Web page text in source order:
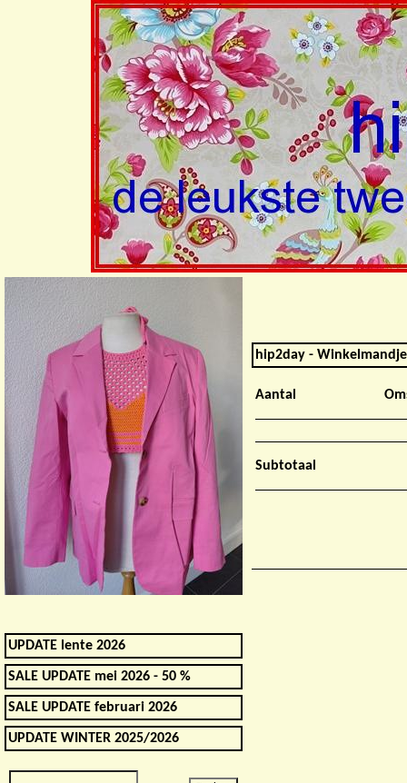
UPDATE lente 2026
SALE UPDATE mei 2026 - 50 %
SALE UPDATE februari 2026
UPDATE WINTER 2025/2026
hip2day - Winkelmandje
Aantal
Subtotaal